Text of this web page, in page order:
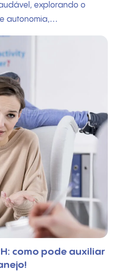
explorando o
autonomia,…
como pode auxiliar